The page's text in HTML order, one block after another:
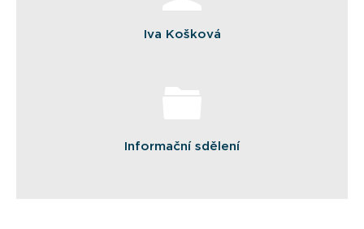
Iva Košková
Informační sdělení